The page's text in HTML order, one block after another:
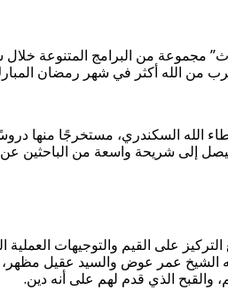
مجموعة من البرامج المتنوعة
من الله أكثر في شهر رمضان
الله السكندري، مستخرجًا منها
إلى شريحة واسعة من الباحثين عن
على القيم والتوجيهات
الشيخ عمر عوض والسيد عقيل
الذي قدم لهم على أنه دين.